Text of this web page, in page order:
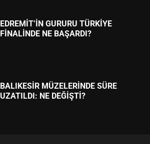
EDREMİT’İN GURURU TÜRKİYE
FİNALİNDE NE BAŞARDI?
BALIKESİR MÜZELERİNDE SÜRE
UZATILDI: NE DEĞİŞTİ?